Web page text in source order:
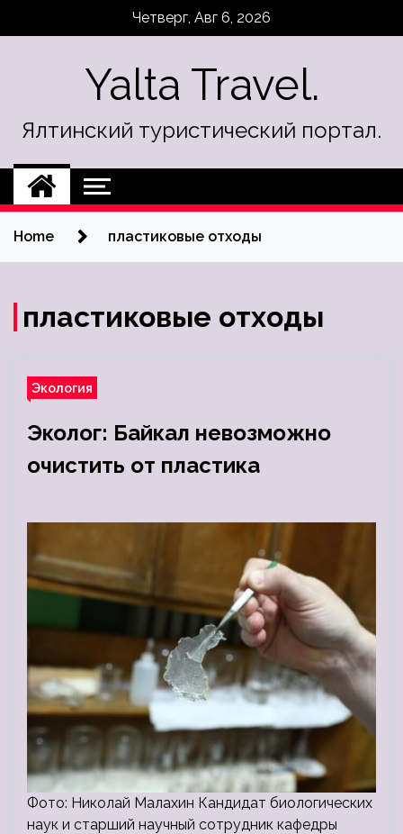
Четверг, Авг 6, 2026
Yalta Travel.
Ялтинский туристический портал.
Home пластиковые отходы
пластиковые отходы
Экология
Эколог: Байкал невозможно
очистить от пластика
Фото: Николай Малахин Кандидат биологических
наук и старший научный сотрудник кафедры